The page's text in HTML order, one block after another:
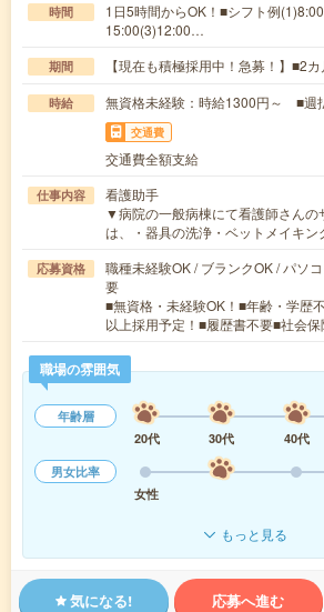
時間
1日5時間からOK！■シフト例
15:00(3)12:00…
期間 【現在も積極採用中！急募！】■2カ
時給 無資格未経験：時給1300円～ ■
交通費
交通費全額支給
仕事内容
看護助手
▼病院の一般病棟にて看護師さんの
は、・器具の洗浄・ベットメイキ
応募資格
職種未経験OK / ブランクOK / パソ
要
■無資格・未経験OK！■年齢・学歴
以上採用予定！■履歴書不要■社会
職場の雰囲気
年齢層
20代
30代 40代
男女比率
女性
もっと見る
気になる! 応募へ進む